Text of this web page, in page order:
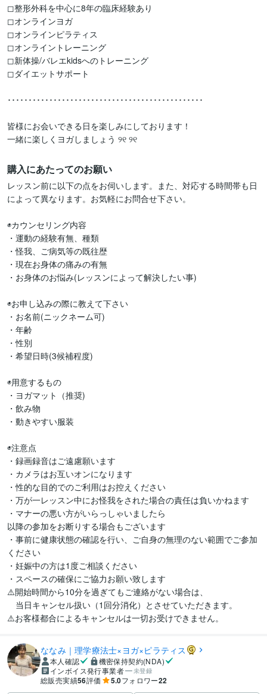
◻︎整形外科を中心に8年の臨床経験あり
◻︎オンラインヨガ
◻︎オンラインピラティス
◻︎オンライントレーニング
◻︎新体操/バレエkidsへのトレーニング
◻︎ダイエットサポート
･･･････････････････････････････････････････････
皆様にお会いできる日を楽しみにしております！
購入にあたってのお願い
レッスン前に以下の点をお伺いします。また、対応する時間帯も日
によって異なります。お気軽にお問合せ下さい。
◉カウンセリング内容
・運動の経験有無、種類
・怪我、ご病気等の既往歴
・現在お身体の痛みの有無
・お身体のお悩み(レッスンによって解決したい事)
◉お申し込みの際に教えて下さい
・お名前(ニックネーム可)
・年齢
・性別
・希望日時(3候補程度)
◉用意するもの
・ヨガマット（推奨)
・飲み物
・動きやすい服装
◉注意点
・録画録音はご遠慮願います
・カメラはお互いオンになります
・性的な目的でのご利用はお控えください
・万が一レッスン中にお怪我をされた場合の責任は負いかねます
・マナーの悪い方がいらっしゃいましたら
以降の参加をお断りする場合もございます
・事前に健康状態の確認を行い、ご自身の無理のない範囲でご参加
ください
・妊娠中の方は1度ご相談ください
・スペースの確保にご協力お願い致します
⚠️開始時間から10分を過ぎてもご連絡がない場合は、
当日キャンセル扱い（1回分消化）とさせていただきます。
⚠️お客様都合によるキャンセルは一切お受けできません。
ななみ｜理学療法士×ヨガ×ピラティス
本人確認
機密保持契約(NDA)
インボイス発行事業者
未登録
総販売実績56評価 5.0フォロワー22